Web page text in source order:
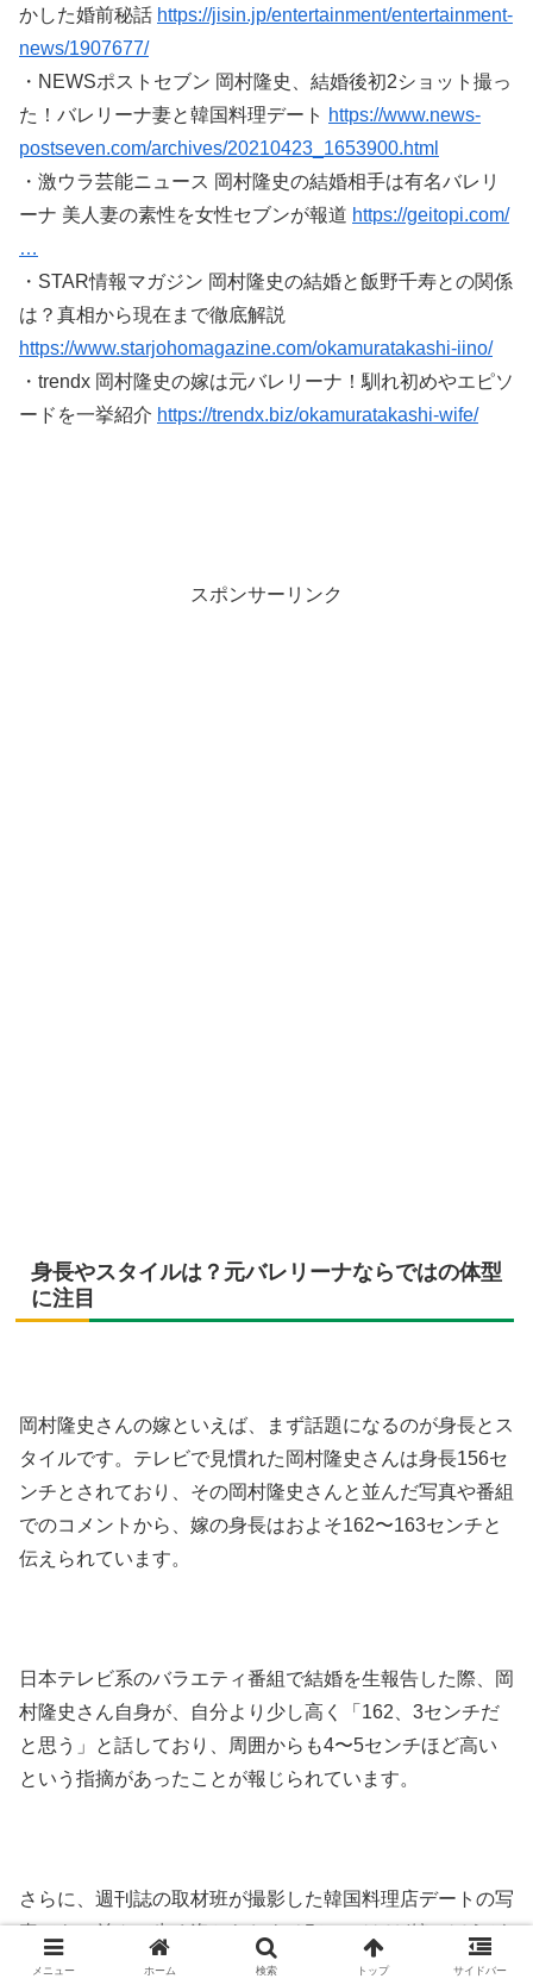
かした婚前秘話 https://jisin.jp/entertainment/entertainment-
news/1907677/
・NEWSポストセブン 岡村隆史、結婚後初2ショット撮っ
た！バレリーナ妻と韓国料理デート https://www.news-
postseven.com/archives/20210423_1653900.html
・激ウラ芸能ニュース 岡村隆史の結婚相手は有名バレリ
ーナ 美人妻の素性を女性セブンが報道 https://geitopi.com/
…
・STAR情報マガジン 岡村隆史の結婚と飯野千寿との関係
は？真相から現在まで徹底解説
https://www.starjohomagazine.com/okamuratakashi-iino/
・trendx 岡村隆史の嫁は元バレリーナ！馴れ初めやエピソ
ードを一挙紹介 https://trendx.biz/okamuratakashi-wife/
スポンサーリンク
身長やスタイルは？元バレリーナならではの体型
に注目
岡村隆史さんの嫁といえば、まず話題になるのが身長とス
タイルです。テレビで見慣れた岡村隆史さんは身長156セ
ンチとされており、その岡村隆史さんと並んだ写真や番組
でのコメントから、嫁の身長はおよそ162〜163センチと
伝えられています。
日本テレビ系のバラエティ番組で結婚を生報告した際、岡
村隆史さん自身が、自分より少し高く「162、3センチだ
と思う」と話しており、周囲からも4〜5センチほど高い
という指摘があったことが報じられています。
さらに、週刊誌の取材班が撮影した韓国料理店デートの写
真でも、並んで歩く姿からおよそ5センチほど嫁のほうが
高い様子が描写されており、現場で目撃した記者も「5セ
メニュー ホーム 検索 トップ サイドバー